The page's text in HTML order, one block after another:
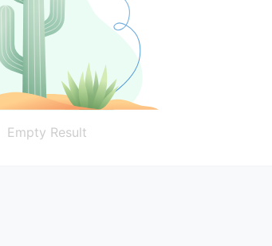
Empty Result